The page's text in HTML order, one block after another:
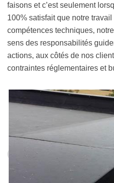
faisons et c’est seulement
100% satisfait que notre
compétences techniques,
sens des responsabilités
actions, aux côtés de nos
contraintes réglementaires et